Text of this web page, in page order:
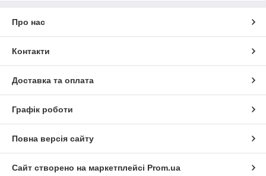
Про нас
Контакти
Доставка та оплата
Графік роботи
Повна версія сайту
Сайт створено на маркетплейсі Prom.ua